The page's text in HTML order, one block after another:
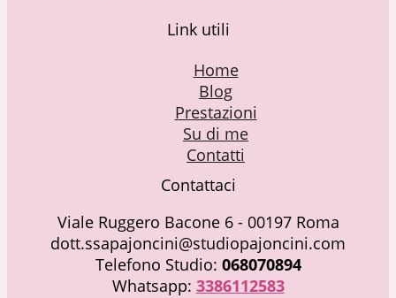
Link utili
Home
Blog
Prestazioni
Su di me
Contatti
Contattaci
Viale Ruggero Bacone 6 - 00197 Roma
dott.ssapajoncini@studiopajoncini.com
Telefono Studio: 068070894
Whatsapp: 3386112583